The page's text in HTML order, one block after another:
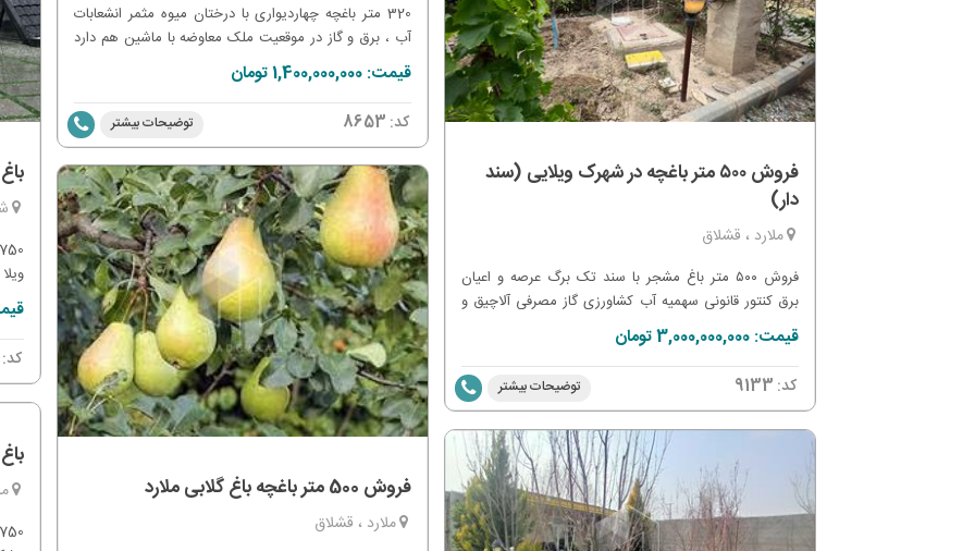
باغ 750 متری در
و
قیمت:
کد:
320 متر باغچه چهاردیواری با درختان میوه مثمر انشعابات
آب ، برق و گاز در موقعیت ملک معاوضه با ماشین هم دارد
واگذاری ملک به صورت بنچاق و قولنامه از سند مادر
قیمت: 1,400,000,000 تومان
کد: 8653 توضیحات بیشتر
فروش ۵٠٠ متر باغچه در شهرک ویلایی (سند
دار)
ملارد ، قشلاق
فروش ۵٠٠ متر باغ مشجر با سند تک برگ عرصه و اعیان
برق کنتور قانونی سهمیه آب کشاورزی گاز مصرفی آلاچیق و
محوطه سازی شده دارای رأی تبرئه از جهاد کشاورزی بابت
تغییر کاربری های ک انجام شده است داخل شهرک ویلایی
قیمت: 3,000,000,000 تومان
کد: 9133 توضیحات بیشتر
فروش 500 متر باغچه باغ گلابی ملارد
ملارد ، قشلاق
باغ 750 متری با بنای